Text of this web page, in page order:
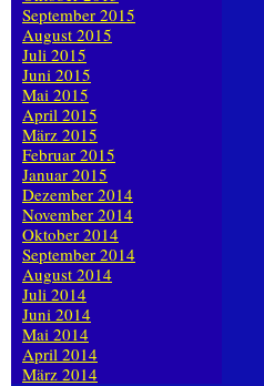
September 2015
August 2015
Juli 2015
Juni 2015
Mai 2015
April 2015
März 2015
Februar 2015
Januar 2015
Dezember 2014
November 2014
Oktober 2014
September 2014
August 2014
Juli 2014
Juni 2014
Mai 2014
April 2014
März 2014